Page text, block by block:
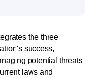
the three
success,
potential threats
laws and